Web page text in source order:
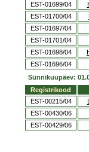
EST-01699/04
EST-01700/04
EST-01697/04
EST-01701/04
EST-01698/04
EST-01696/04
Sünnikuupäev:
Registrikood
EST-00215/04
EST-00430/06
EST-00429/06